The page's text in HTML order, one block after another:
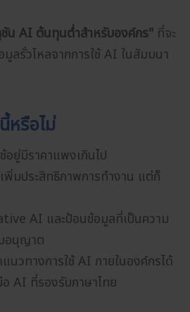
ชัน AI ต้นทุนต่ำสำหรับองค์กร" ที่จะ
ลรั่วไหลจากการใช้ AI ในสัมมนา
หรือไม่
ยู่มีราคาแพงเกินไป
พิ่มประสิทธิภาพการทำงาน แต่ก็
AI และป้อนข้อมูลที่เป็นความ
อนุญาต
นวทางการใช้ AI ภายในองค์กรได้
AI ที่รองรับภาษาไทย